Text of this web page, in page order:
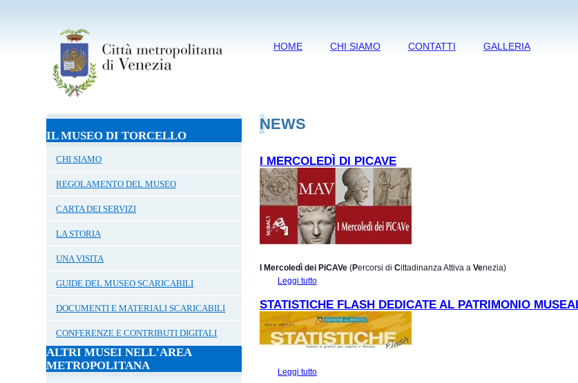
HOME CHI SIAMO CONTATTI GALLERIA
IL MUSEO DI TORCELLO
CHI SIAMO
REGOLAMENTO DEL MUSEO
CARTA DEI SERVIZI
LA STORIA
UNA VISITA
GUIDE DEL MUSEO SCARICABILI
DOCUMENTI E MATERIALI SCARICABILI
CONFERENZE E CONTRIBUTI DIGITALI
ALTRI MUSEI NELL'AREA
METROPOLITANA
NEWS
I MERCOLEDÌ DI PICAVE
I Mercoledì dei PiCAVe (Percorsi diCittadinanza Attiva aVenezia)
Leggi tutto
STATISTICHE FLASH DEDICATE AL PATRIMONIO
Leggi tutto